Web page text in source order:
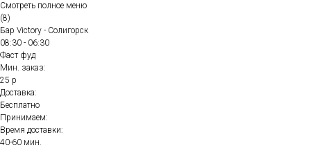
Смотреть полное меню
(8)
Бар Victory - Солигорск
08:30 - 06:30
Фаст фуд
Мин. заказ:
25 р
Доставка:
Бесплатно
Принимаем:
Время доставки:
40-60 мин.